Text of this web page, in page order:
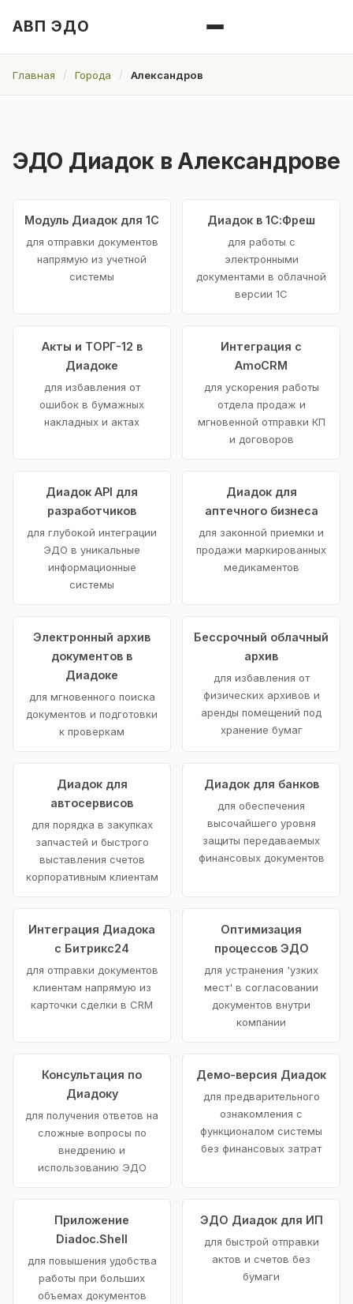
АВП ЭДО
Главная Города Александров
ЭДО Диадок в Александрове
Модуль Диадок для 1С
для отправки документов
напрямую из учетной
системы
Диадок в 1С:Фреш
для работы с
электронными
документами в облачной
версии 1С
Акты и ТОРГ-12 в
Диадоке
для избавления от
ошибок в бумажных
накладных и актах
Интеграция с
AmoCRM
для ускорения работы
отдела продаж и
мгновенной отправки КП
и договоров
Диадок API для
разработчиков
для глубокой интеграции
ЭДО в уникальные
информационные
системы
Диадок для
аптечного бизнеса
для законной приемки и
продажи маркированных
медикаментов
Электронный архив
документов в
Диадоке
для мгновенного поиска
документов и подготовки
к проверкам
Бессрочный облачный
архив
для избавления от
физических архивов и
аренды помещений под
хранение бумаг
Диадок для
автосервисов
для порядка в закупках
запчастей и быстрого
выставления счетов
корпоративным клиентам
Диадок для банков
для обеспечения
высочайшего уровня
защиты передаваемых
финансовых документов
Интеграция Диадока
с Битрикс24
для отправки документов
клиентам напрямую из
карточки сделки в CRM
Оптимизация
процессов ЭДО
для устранения 'узких
мест' в согласовании
документов внутри
компании
Консультация по
Диадоку
для получения ответов на
сложные вопросы по
внедрению и
использованию ЭДО
Демо-версия Диадок
для предварительного
ознакомления с
функционалом системы
без финансовых затрат
Приложение
Diadoc.Shell
для повышения удобства
работы при больших
объемах документов
ЭДО Диадок для ИП
для быстрой отправки
актов и счетов без
бумаги